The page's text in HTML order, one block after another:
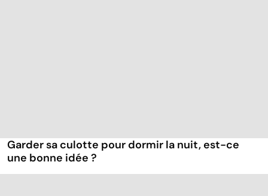
Garder sa culotte pour dormir la nuit, est-ce
une bonne idée ?